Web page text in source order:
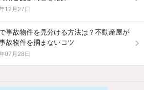
12月27日
事故物件を見分ける方法は？不動産屋が
故物件を掴まないコツ
07月28日
絞り込んでいます！